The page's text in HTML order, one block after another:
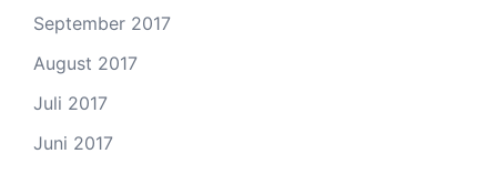
September 2017
August 2017
Juli 2017
Juni 2017